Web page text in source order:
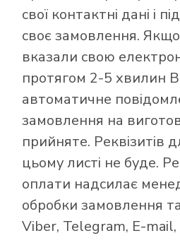
свої контактні дані і
своє замовлення.
вказали свою
протягом 2-5 хвилин
автоматичне
замовлення на
прийняте. Реквізитів
цьому листі не буде.
оплати надсилає
обробки замовлення
Viber, Telegram, E-mail,